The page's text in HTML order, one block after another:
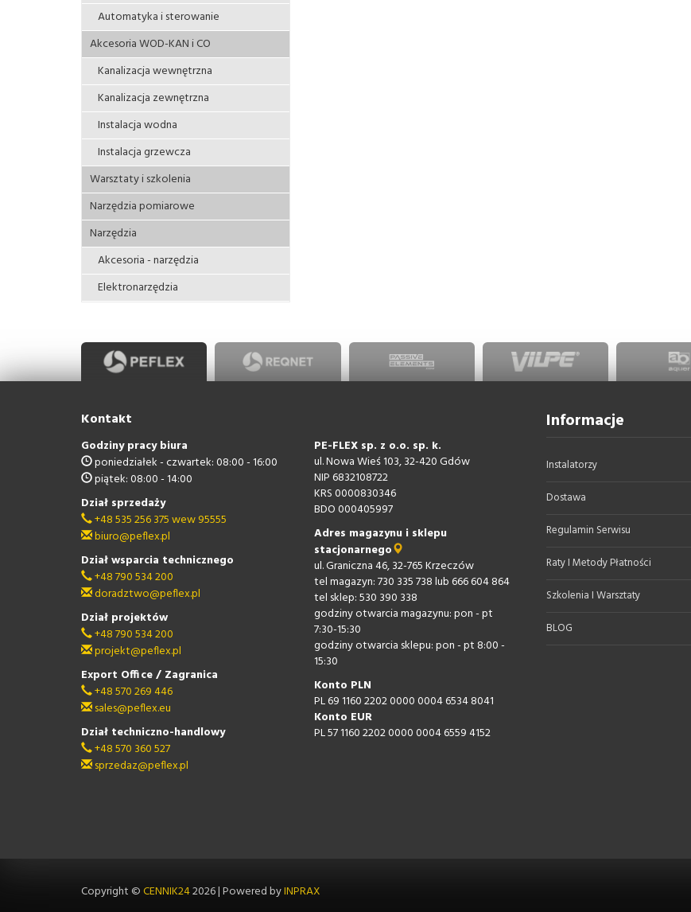
Automatyka i sterowanie
Akcesoria WOD-KAN i CO
Kanalizacja wewnętrzna
Kanalizacja zewnętrzna
Instalacja wodna
Instalacja grzewcza
Warsztaty i szkolenia
Narzędzia pomiarowe
Narzędzia
Akcesoria - narzędzia
Elektronarzędzia
Kontakt
Godziny pracy biura
poniedziałek - czwartek: 08:00 - 16:00
piątek: 08:00 - 14:00
Dział sprzedaży
+48 535 256 375 wew 95555
biuro@peflex.pl
Dział wsparcia technicznego
+48 790 534 200
doradztwo@peflex.pl
Dział projektów
+48 790 534 200
projekt@peflex.pl
Export Office / Zagranica
+48 570 269 446
sales@peflex.eu
Dział techniczno-handlowy
+48 570 360 527
sprzedaz@peflex.pl
PE-FLEX sp. z o.o. sp. k.
ul. Nowa Wieś 103, 32-420 Gdów
NIP 6832108722
KRS 0000830346
BDO 000405997
Adres magazynu i sklepu
stacjonarnego
ul. Graniczna 46, 32-765 Krzeczów
tel magazyn: 730 335 738 lub 666 604 864
tel sklep: 530 390 338
godziny otwarcia magazynu: pon - pt
7:30-15:30
godziny otwarcia sklepu: pon - pt 8:00 -
15:30
Konto PLN
PL 69 1160 2202 0000 0004 6534 8041
Konto EUR
PL 57 1160 2202 0000 0004 6559 4152
Informacje
Instalatorzy
Dostawa
Regulamin Serwisu
Raty I Metody Płatności
Szkolenia I Warsztaty
BLOG
Copyright ©CENNIK242026|Powered byINPRAX